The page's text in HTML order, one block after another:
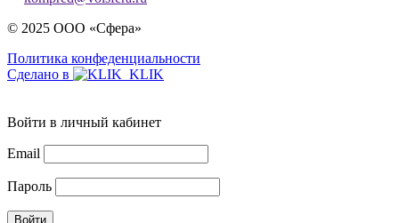
© 2025 ООО «Сфера»
Политика конфеденциальности
Сделано в
Войти в личный кабинет
Email
Пароль